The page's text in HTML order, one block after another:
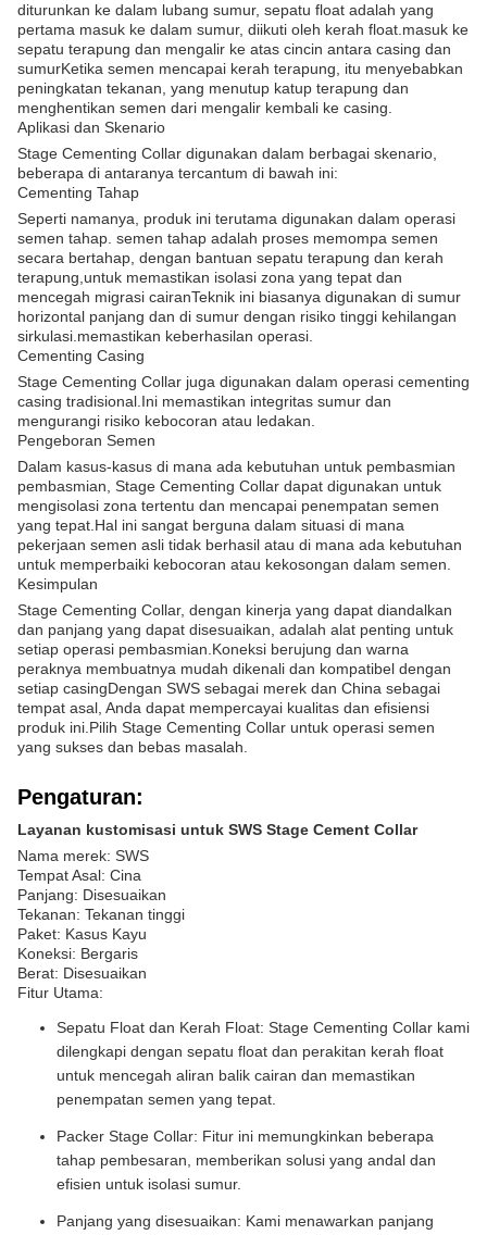
diturunkan ke dalam lubang sumur, sepatu float adalah yang
pertama masuk ke dalam sumur, diikuti oleh kerah float.masuk ke
sepatu terapung dan mengalir ke atas cincin antara casing dan
sumurKetika semen mencapai kerah terapung, itu menyebabkan
peningkatan tekanan, yang menutup katup terapung dan
menghentikan semen dari mengalir kembali ke casing.
Aplikasi dan Skenario
Stage Cementing Collar digunakan dalam berbagai skenario,
beberapa di antaranya tercantum di bawah ini:
Cementing Tahap
Seperti namanya, produk ini terutama digunakan dalam operasi
semen tahap. semen tahap adalah proses memompa semen
secara bertahap, dengan bantuan sepatu terapung dan kerah
terapung,untuk memastikan isolasi zona yang tepat dan
mencegah migrasi cairanTeknik ini biasanya digunakan di sumur
horizontal panjang dan di sumur dengan risiko tinggi kehilangan
sirkulasi.memastikan keberhasilan operasi.
Cementing Casing
Stage Cementing Collar juga digunakan dalam operasi cementing
casing tradisional.Ini memastikan integritas sumur dan
mengurangi risiko kebocoran atau ledakan.
Pengeboran Semen
Dalam kasus-kasus di mana ada kebutuhan untuk pembasmian
pembasmian, Stage Cementing Collar dapat digunakan untuk
mengisolasi zona tertentu dan mencapai penempatan semen
yang tepat.Hal ini sangat berguna dalam situasi di mana
pekerjaan semen asli tidak berhasil atau di mana ada kebutuhan
untuk memperbaiki kebocoran atau kekosongan dalam semen.
Kesimpulan
Stage Cementing Collar, dengan kinerja yang dapat diandalkan
dan panjang yang dapat disesuaikan, adalah alat penting untuk
setiap operasi pembasmian.Koneksi berujung dan warna
peraknya membuatnya mudah dikenali dan kompatibel dengan
setiap casingDengan SWS sebagai merek dan China sebagai
tempat asal, Anda dapat mempercayai kualitas dan efisiensi
produk ini.Pilih Stage Cementing Collar untuk operasi semen
yang sukses dan bebas masalah.
Pengaturan:
Layanan kustomisasi untuk SWS Stage Cement Collar
Nama merek: SWS
Tempat Asal: Cina
Panjang: Disesuaikan
Tekanan: Tekanan tinggi
Paket: Kasus Kayu
Koneksi: Bergaris
Berat: Disesuaikan
Fitur Utama:
Sepatu Float dan Kerah Float: Stage Cementing Collar kami
dilengkapi dengan sepatu float dan perakitan kerah float
untuk mencegah aliran balik cairan dan memastikan
penempatan semen yang tepat.
Packer Stage Collar: Fitur ini memungkinkan beberapa
tahap pembesaran, memberikan solusi yang andal dan
efisien untuk isolasi sumur.
Panjang yang disesuaikan: Kami menawarkan panjang